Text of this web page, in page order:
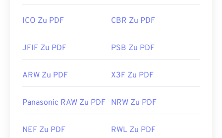
ICO Zu PDF CBR Zu PDF
JFIF Zu PDF PSB Zu PDF
ARW Zu PDF X3F Zu PDF
Panasonic RAW Zu PDF NRW Zu PDF
NEF Zu PDF RWL Zu PDF